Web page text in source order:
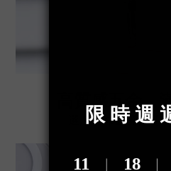
高質感五金，
選用特殊金屬材質